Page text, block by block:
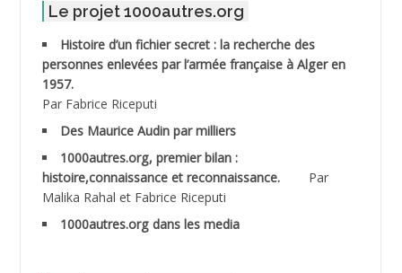
ABDELMOUMENE Ahmed
ABDESMED Mohamed ben Kaddour
ABDESSELAMI Kouider
ABDESSLEM Ahmed dit le Coiffeur
ABDOUDOU
Le projet 1000autres.org
Histoire d’un fichier secret : la recherche des
personnes enlevées par l’armée française à Alger en
1957.
Par Fabrice Riceputi
Des Maurice Audin par milliers
1000autres.org, premier bilan :
histoire,connaissance et reconnaissance.
Par
Malika Rahal et Fabrice Riceputi
1000autres.org dans les media